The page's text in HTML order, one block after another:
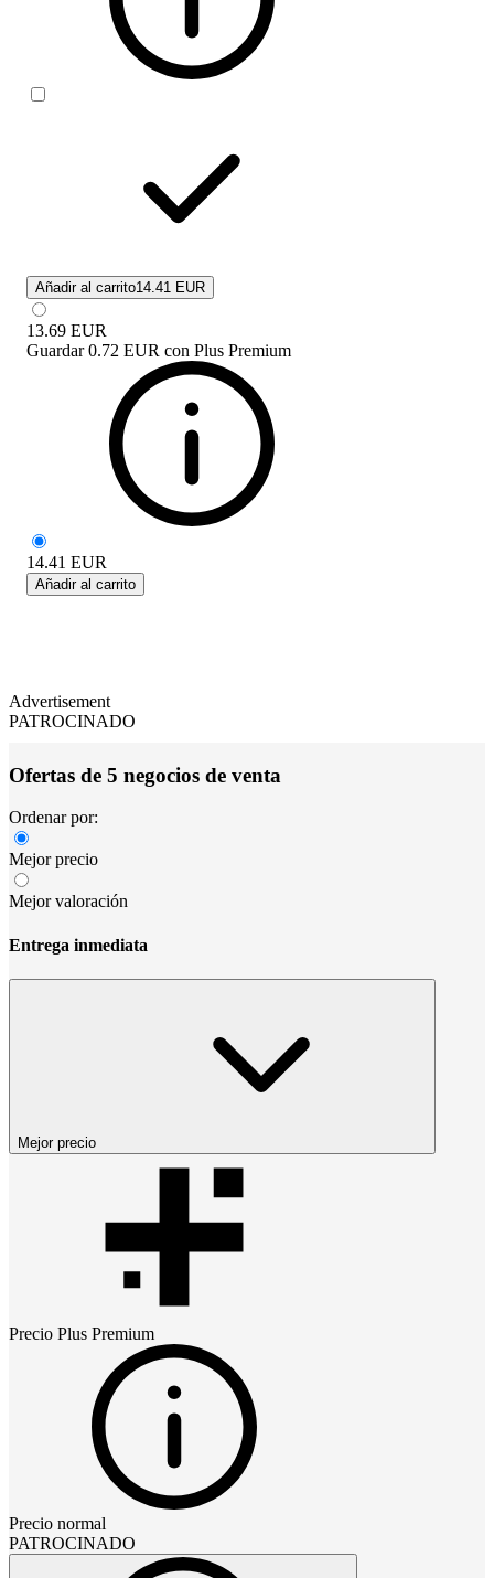
Añadir al carrito14.41 EUR
13.69 EUR
Guardar 0.72 EUR con Plus Premium
14.41 EUR
Añadir al carrito
Advertisement
PATROCINADO
Ofertas de 5 negocios de venta
Ordenar por:
Mejor precio
Mejor valoración
Entrega inmediata
Mejor precio
Precio Plus Premium
Precio normal
PATROCINADO